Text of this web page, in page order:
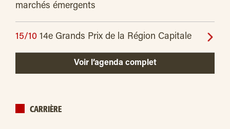
marchés émergents
15/10 14e Grands Prix de la Région Capitale
Voir l’agenda complet
CARRIÈRE